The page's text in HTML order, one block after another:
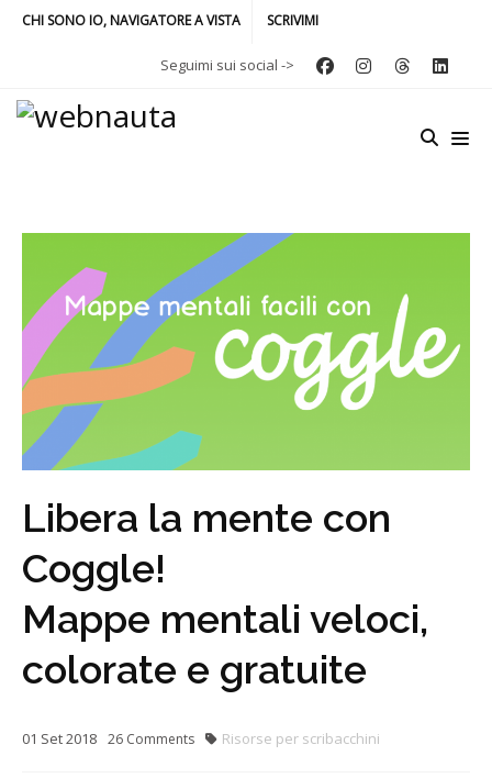
CHI SONO IO, NAVIGATORE A VISTA SCRIVIMI
Seguimi sui social ->
Libera la mente con
Coggle!
Mappe mentali veloci,
colorate e gratuite
01 Set2018 26 Comments Risorse per scribacchini